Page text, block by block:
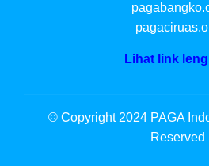
Lihat link
© Copyright 2024 PAGA
Reserved